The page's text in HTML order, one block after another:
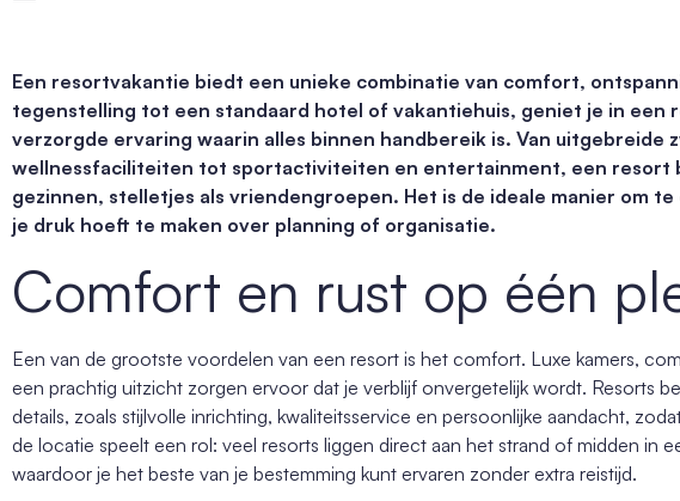
Een resortvakantie biedt een unieke combinatie van comfort,
tegenstelling tot een standaard hotel of vakantiehuis, geniet je in een
verzorgde ervaring waarin alles binnen handbereik is. Van uitgebreide
wellnessfaciliteiten tot sportactiviteiten en entertainment, een resort
gezinnen, stelletjes als vriendengroepen. Het is de ideale manier om
je druk hoeft te maken over planning of organisatie.
Comfort en rust op één
Een van de grootste voordelen van een resort is het comfort. Luxe kamers,
een prachtig uitzicht zorgen ervoor dat je verblijf onvergetelijk wordt. Resorts
details, zoals stijlvolle inrichting, kwaliteitsservice en persoonlijke aandacht,
de locatie speelt een rol: veel resorts liggen direct aan het strand of midden in
waardoor je het beste van je bestemming kunt ervaren zonder extra reistijd.